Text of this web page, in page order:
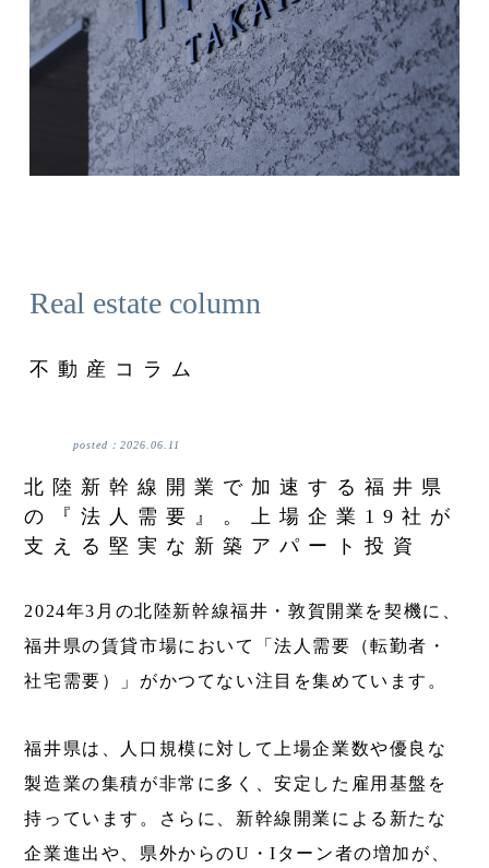
Real estate column
不動産コラム
posted：2026.06.11
北陸新幹線開業で加速する福井県
の『法人需要』。上場企業19社が
支える堅実な新築アパート投資
2024年3月の北陸新幹線福井・敦賀開業を契機に、
福井県の賃貸市場において「法人需要（転勤者・
社宅需要）」がかつてない注目を集めています。
福井県は、人口規模に対して上場企業数や優良な
製造業の集積が非常に多く、安定した雇用基盤を
持っています。さらに、新幹線開業による新たな
企業進出や、県外からのU・Iターン者の増加が、